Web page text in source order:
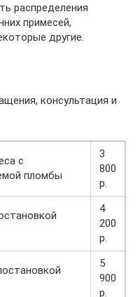
распределения
примесей,
другие.
консультация и
с
пломбы
3
800
р.
4
200
р.
5
900
р.